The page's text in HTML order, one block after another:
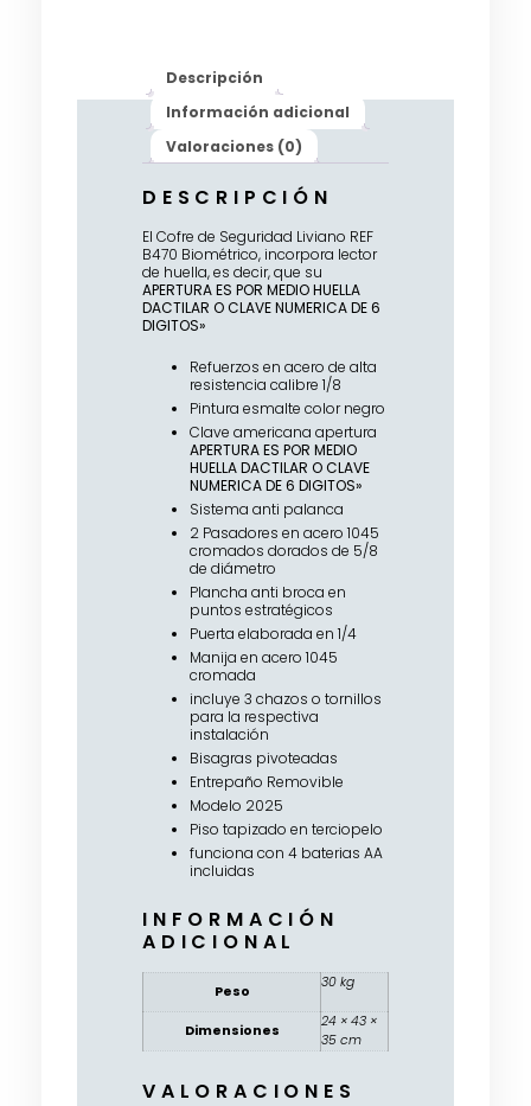
Descripción
Información adicional
Valoraciones (0)
DESCRIPCIÓN
El Cofre de Seguridad Liviano REF
B470 Biométrico, incorpora lector
de huella, es decir, que su
APERTURA ES POR MEDIO HUELLA
DACTILAR O CLAVE NUMERICA DE 6
DIGITOS»
Refuerzos en acero de alta
resistencia calibre 1/8
Pintura esmalte color negro
Clave americana apertura
APERTURA ES POR MEDIO
HUELLA DACTILAR O CLAVE
NUMERICA DE 6 DIGITOS»
Sistema anti palanca
2 Pasadores en acero 1045
cromados dorados de 5/8
de diámetro
Plancha anti broca en
puntos estratégicos
Puerta elaborada en 1/4
Manija en acero 1045
cromada
incluye 3 chazos o tornillos
para la respectiva
instalación
Bisagras pivoteadas
Entrepaño Removible
Modelo 2025
Piso tapizado en terciopelo
funciona con 4 baterias AA
incluidas
INFORMACIÓN
ADICIONAL
Peso
30 kg
Dimensiones
24 × 43 ×
35 cm
VALORACIONES